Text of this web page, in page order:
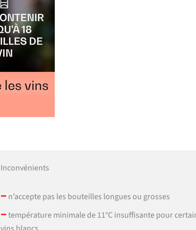
Inconvénients
– n’accepte pas les bouteilles longues ou grosses
–température minimale de 11°C insuffisante pour